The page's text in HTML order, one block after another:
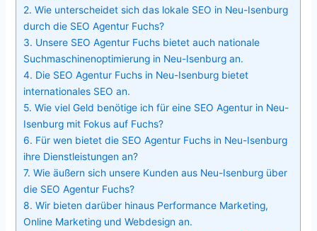
2. Wie unterscheidet sich das lokale SEO in Neu-Isenburg
durch die SEO Agentur Fuchs?
3. Unsere SEO Agentur Fuchs bietet auch nationale
Suchmaschinenoptimierung in Neu-Isenburg an.
4. Die SEO Agentur Fuchs in Neu-Isenburg bietet
internationales SEO an.
5. Wie viel Geld benötige ich für eine SEO Agentur in Neu-
Isenburg mit Fokus auf Fuchs?
6. Für wen bietet die SEO Agentur Fuchs in Neu-Isenburg
ihre Dienstleistungen an?
7. Wie äußern sich unsere Kunden aus Neu-Isenburg über
die SEO Agentur Fuchs?
8. Wir bieten darüber hinaus Performance Marketing,
Online Marketing und Webdesign an.